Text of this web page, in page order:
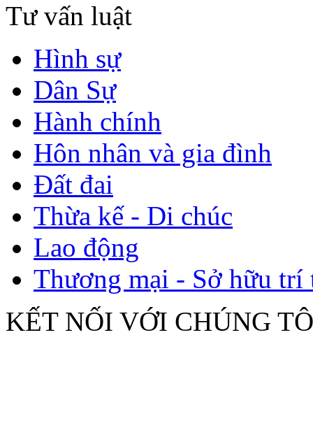
Tư vấn luật
Hình sự
Dân Sự
Hành chính
Hôn nhân và gia đình
Đất đai
Thừa kế - Di chúc
Lao động
Thương mại - Sở hữu trí
KẾT NỐI VỚI CHÚNG